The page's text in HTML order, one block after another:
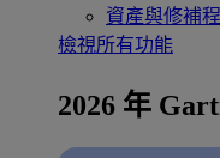
資產與修補
檢視所有功能
2026 年